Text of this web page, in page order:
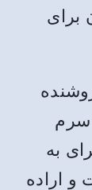
برای
سرم
به
و اراده